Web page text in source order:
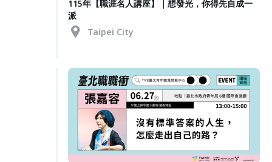
115年【職涯名人講座】｜想發光，你得先自成一
派
Taipei City